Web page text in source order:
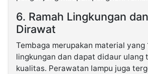
6. Ramah Lingkungan
Dirawat
Tembaga merupakan material yang
lingkungan dan dapat didaur ulang
kualitas. Perawatan lampu juga